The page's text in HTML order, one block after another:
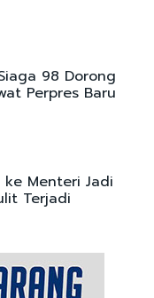
98 Dorong
Perpres Baru
ke Menteri Jadi
Terjadi